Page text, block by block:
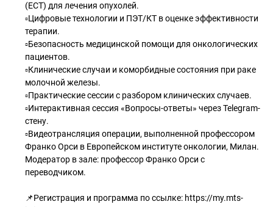
(ECT) для лечения опухолей.
▫Цифровые технологии и ПЭТ/КТ в оценке эффективности
терапии.
▫Безопасность медицинской помощи для онкологических
пациентов.
▫Клинические случаи и коморбидные состояния при раке
молочной железы.
▫Практические сессии с разбором клинических случаев.
▫Интерактивная сессия «Вопросы-ответы» через Telegram-
стену.
▫Видеотрансляция операции, выполненной профессором
Франко Орси в Европейском институте онкологии, Милан.
Модератор в зале: профессор Франко Орси с
переводчиком.
📌Регистрация и программа по ссылке: https://my.mts-